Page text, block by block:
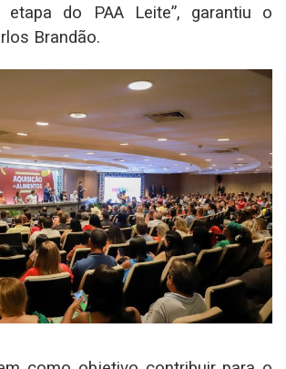
etapa do PAA Leite”, garantiu o
Brandão.